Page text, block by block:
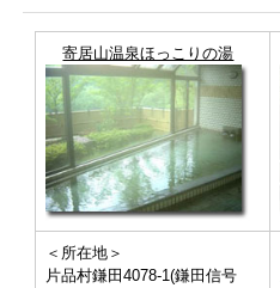
寄居山温泉ほっこりの湯
＜所在地＞
片品村鎌田4078-1(鎌田信号